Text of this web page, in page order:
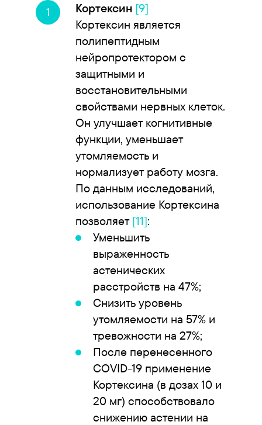
Кортексин [9]
Кортексин является
полипептидным
нейропротектором с
защитными и
восстановительными
свойствами нервных клеток.
Он улучшает когнитивные
функции, уменьшает
утомляемость и
нормализует работу мозга.
По данным исследований,
использование Кортексина
позволяет [11]:
Уменьшить
выраженность
астенических
расстройств на 47%;
Снизить уровень
утомляемости на 57% и
тревожности на 27%;
После перенесенного
COVID-19 применение
Кортексина (в дозах 10 и
20 мг) способствовало
снижению астении на